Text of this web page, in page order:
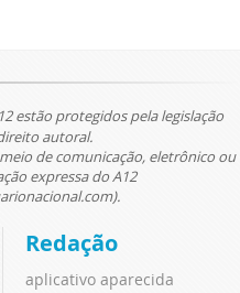
estão protegidos pela legislação
autoral.
de comunicação, eletrônico ou
expressa do A12
Redação
aplicativo aparecida